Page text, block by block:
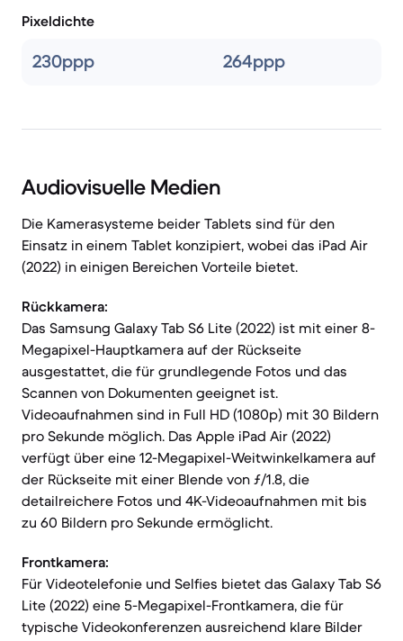
Pixeldichte
230ppp 264ppp
Audiovisuelle Medien
Die Kamerasysteme beider Tablets sind für den
Einsatz in einem Tablet konzipiert, wobei das iPad Air
(2022) in einigen Bereichen Vorteile bietet.
Rückkamera:
Das Samsung Galaxy Tab S6 Lite (2022) ist mit einer 8-
Megapixel-Hauptkamera auf der Rückseite
ausgestattet, die für grundlegende Fotos und das
Scannen von Dokumenten geeignet ist.
Videoaufnahmen sind in Full HD (1080p) mit 30 Bildern
pro Sekunde möglich. Das Apple iPad Air (2022)
verfügt über eine 12-Megapixel-Weitwinkelkamera auf
der Rückseite mit einer Blende von ƒ/1.8, die
detailreichere Fotos und 4K-Videoaufnahmen mit bis
zu 60 Bildern pro Sekunde ermöglicht.
Frontkamera:
Für Videotelefonie und Selfies bietet das Galaxy Tab S6
Lite (2022) eine 5-Megapixel-Frontkamera, die für
typische Videokonferenzen ausreichend klare Bilder